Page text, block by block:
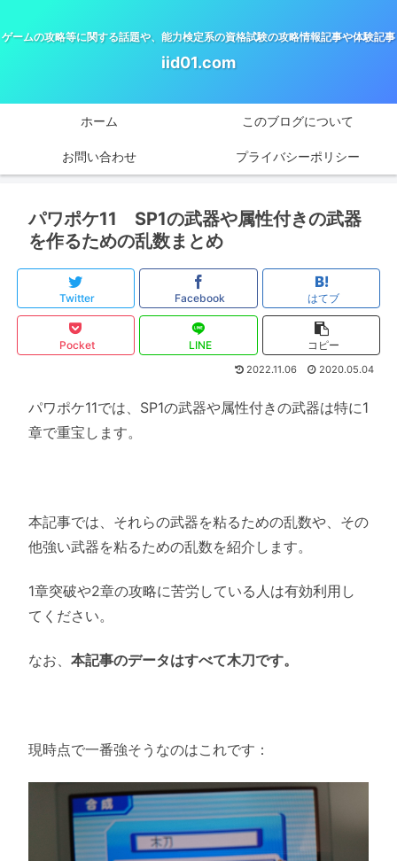
ゲームの攻略等に関する話題や、能力検定系の資格試験の攻略情報記事や体験記事
iid01.com
ホーム このブログについて
お問い合わせ プライバシーポリシー
パワポケ11 SP1の武器や属性付きの武器
を作るための乱数まとめ
Twitter Facebook はてブ
Pocket LINE コピー
2022.11.06 2020.05.04
パワポケ11では、SP1の武器や属性付きの武器は特に1
章で重宝します。
本記事では、それらの武器を粘るための乱数や、その
他強い武器を粘るための乱数を紹介します。
1章突破や2章の攻略に苦労している人は有効利用し
てください。
なお、 本記事のデータはすべて木刀です。
現時点で一番強そうなのはこれです：